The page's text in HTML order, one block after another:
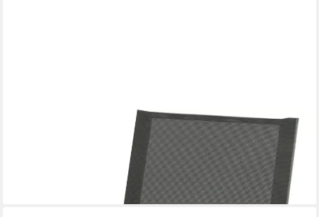
Freischwinger SIENNA, 4er Set